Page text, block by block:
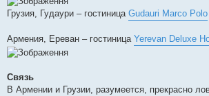
Грузия, Гудаури – гостиница Gudauri Marco Polo
Армения, Ереван – гостиница Yerevan Deluxe
Связь
В Армении и Грузии, разумеется, прекрасно